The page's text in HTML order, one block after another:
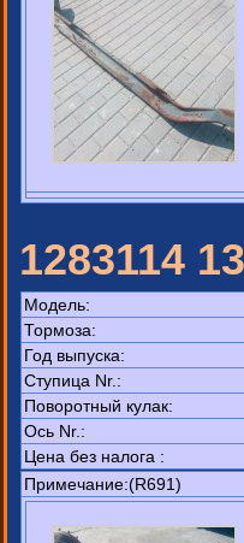
1283114
Модель:
Тормоза:
Год выпуска:
Ступица Nr.:
Поворотный кулак:
Ось Nr.:
Цена без налога :
Примечание:(R691)